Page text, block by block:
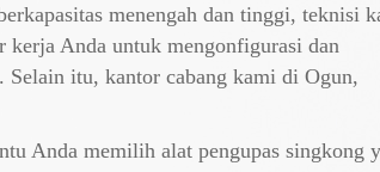
menengah dan tinggi, teknisi
kerja Anda untuk mengonfigurasi dan
Selain itu, kantor cabang kami di Ogun,
Anda memilih alat pengupas singkong